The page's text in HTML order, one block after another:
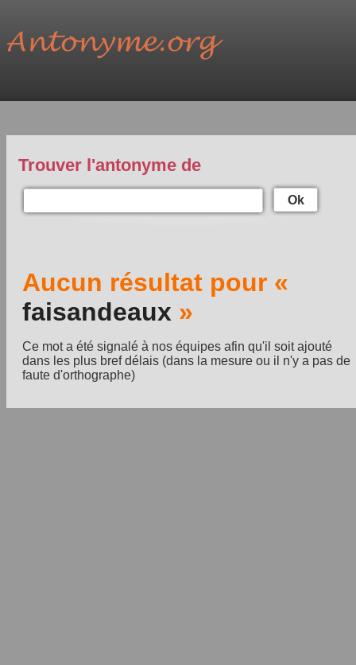
Trouver l'antonyme de
Ok
Aucun résultat pour «
faisandeaux »
Ce mot a été signalé à nos équipes afin qu'il soit ajouté
dans les plus bref délais (dans la mesure ou il n'y a pas de
faute d'orthographe)